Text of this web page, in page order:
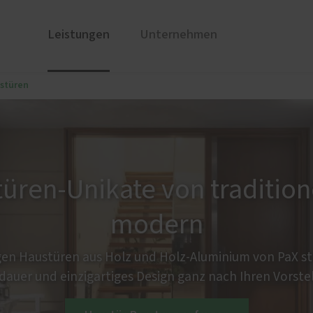
Leistungen
und Denkmal
Falt-Schiebe-Türen
Unternehmen
Unikate von
modern
Haustüren aus Holz und Holz-Aluminium von PaX
und einzigartiges Design ganz nach Ihren